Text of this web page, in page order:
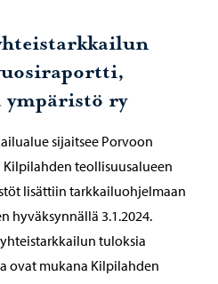
ympäristö ry
sijaitsee Porvoon
teollisuusalueen
lisättiin tarkkailuohjelmaan
hyväksynnällä 3.1.2024.
tuloksia
ovat mukana Kilpilahden